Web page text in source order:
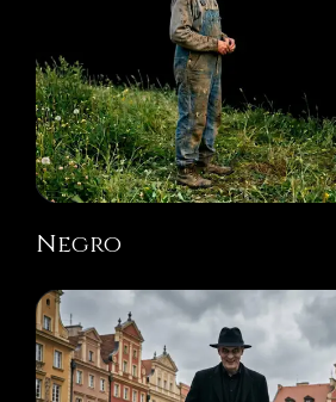
Negro